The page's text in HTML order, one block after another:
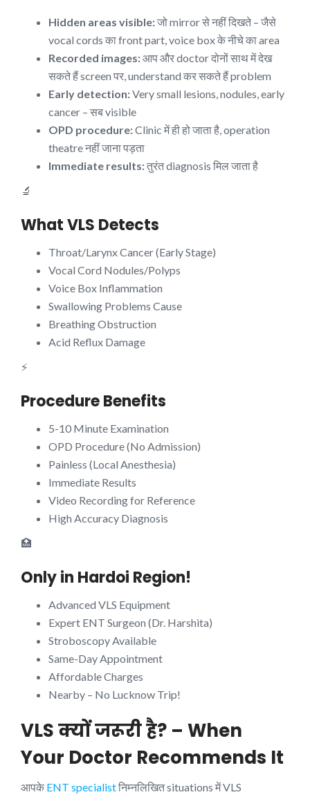
Hidden areas visible:जो mirror से नहीं दिखते – जैसे
vocal cords का front part, voice box के नीचे का area
Recorded images:आप और doctor दोनों साथ में देख
सकते हैं screen पर, understand कर सकते हैं problem
Early detection:Very small lesions, nodules, early
cancer – सब visible
OPD procedure:Clinic में ही हो जाता है, operation
theatre नहीं जाना पड़ता
Immediate results:तुरंत diagnosis मिल जाता है
🔬
What VLS Detects
Throat/Larynx Cancer (Early Stage)
Vocal Cord Nodules/Polyps
Voice Box Inflammation
Swallowing Problems Cause
Breathing Obstruction
Acid Reflux Damage
⚡
Procedure Benefits
5-10 Minute Examination
OPD Procedure (No Admission)
Painless (Local Anesthesia)
Immediate Results
Video Recording for Reference
High Accuracy Diagnosis
🏥
Only in Hardoi Region!
Advanced VLS Equipment
Expert ENT Surgeon (Dr. Harshita)
Stroboscopy Available
Same-Day Appointment
Affordable Charges
Nearby – No Lucknow Trip!
VLS क्यों जरूरी है? – When
Your Doctor Recommends It
आपके ENT specialistनिम्नलिखित situations में VLS